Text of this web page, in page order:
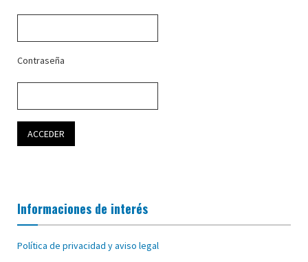
Contraseña
Informaciones de interés
Política de privacidad y aviso legal